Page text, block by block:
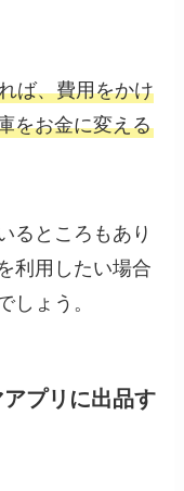
ば、費用をかけ
をお金に変える
るところもあり
利用したい場合
しょう。
プリに出品す